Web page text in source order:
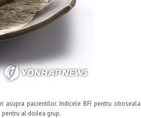
pacientilor. Indicele BFI pentru oboseala
al doilea grup.